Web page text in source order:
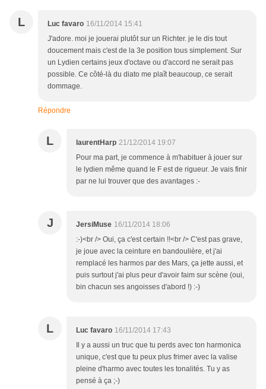
L Luc favaro 16/11/2014 15:41
J'adore. moi je jouerai plutôt sur un Richter. je le dis tout
doucement mais c'est de la 3e position tous simplement. Sur
un Lydien certains jeux d'octave ou d'accord ne serait pas
possible. Ce côté-là du diato me plaît beaucoup, ce serait
dommage.
Répondre
L laurentHarp 21/12/2014 19:07
Pour ma part, je commence à m'habituer à jouer sur
le lydien même quand le F est de rigueur. Je vais finir
par ne lui trouver que des avantages :-
J JersiMuse 16/11/2014 18:06
:-)<br /> Oui, ça c'est certain !!<br /> C'est pas grave,
je joue avec la ceinture en bandoulière, et j'ai
remplacé les harmos par des Mars, ça jette aussi, et
puis surtout j'ai plus peur d'avoir faim sur scène (oui,
bin chacun ses angoisses d'abord !) :-)
L Luc favaro 16/11/2014 17:43
Il y a aussi un truc que tu perds avec ton harmonica
unique, c'est que tu peux plus frimer avec la valise
pleine d'harmo avec toutes les tonalités. Tu y as
pensé à ça ;-)